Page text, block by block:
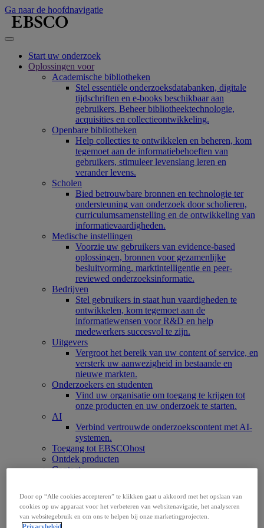
Ga naar de hoofdnavigatie
Start uw onderzoek
Oplossingen voor
Academische bibliotheken
Stel essentiële onderzoeksdatabanken, digitale
tijdschriften en e-books beschikbaar aan
gebruikers. Beheer bibliotheektechnologie,
acquisities en collectieontwikkeling.
Openbare bibliotheken
Help collecties te ontwikkelen en beheren, kom
tegemoet aan de informatiebehoeften van
gebruikers, stimuleer levenslang leren en
verander levens.
Scholen
Bied betrouwbare bronnen en technologie ter
ondersteuning van onderzoek door scholieren,
curriculumsamenstelling en de ontwikkeling van
informatievaardigheden.
Medische instellingen
Voorzie uw gebruikers van evidence-based
oplossingen, bronnen voor gezamenlijke
besluitvorming, marktintelligentie en peer-
reviewed onderzoeksinformatie.
Bedrijven
Stel gebruikers in staat hun vaardigheden te
ontwikkelen, kom tegemoet aan de
informatiewensen voor R&D en help
medewerkers succesvol te zijn.
Uitgevers
Vergroot het bereik van uw content of service, en
versterk uw aanwezigheid in bestaande en
nieuwe markten.
Onderzoekers en studenten
Vind uw organisatie om toegang te krijgen tot
onze producten en uw onderzoek te starten.
AI
Verbind vertrouwde onderzoekscontent met AI-
systemen.
Toegang tot EBSCOhost
Ontdek producten
Contact
BiblioGraph
EBSCO Discovery Service
EBSCO FOLIO
Door op “Alle cookies accepteren” te klikken gaat u akkoord met het opslaan van
cookies op uw apparaat voor het verbeteren van websitenavigatie, het analyseren
van websitegebruik en om ons te helpen bij onze marketingprojecten.